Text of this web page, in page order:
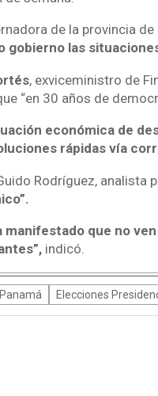
de la provincia
gobierno las
, exviceministro de
“en 30 años de
económica de
rápidas vía
Rodríguez, analista
manifestado que no
indicó.
Panamá Elecciones